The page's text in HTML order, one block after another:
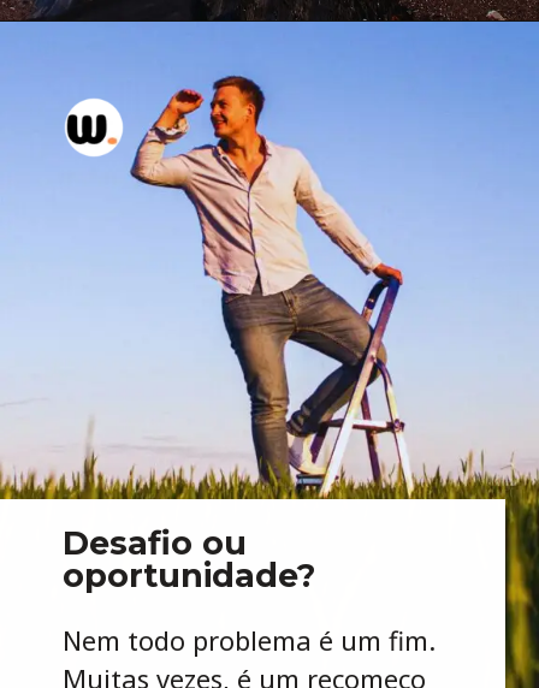
Desafio ou
oportunidade?
Nem todo problema é um fim.
Muitas vezes, é um recomeço